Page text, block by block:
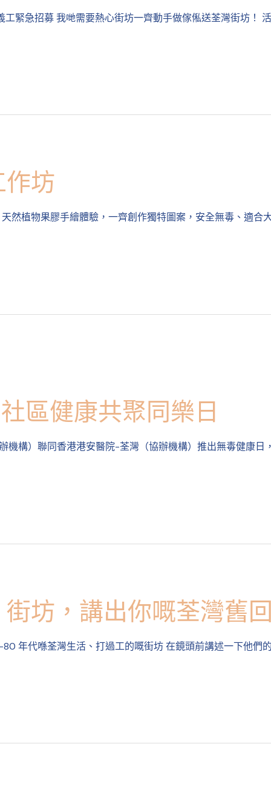
緊急招募 我哋需要熱心街坊一齊動手做傢俬送荃灣街坊！
坊
然植物果膠手繪體驗，一齊創作獨特圖案，安全無毒、適合
區健康共聚同樂日
機構）聯同香港港安醫院-荃灣（協辦機構）推出無毒健康日
坊，講出你嘅荃灣舊
年代喺荃灣生活、打過工的嘅街坊 在鏡頭前講述一下他們